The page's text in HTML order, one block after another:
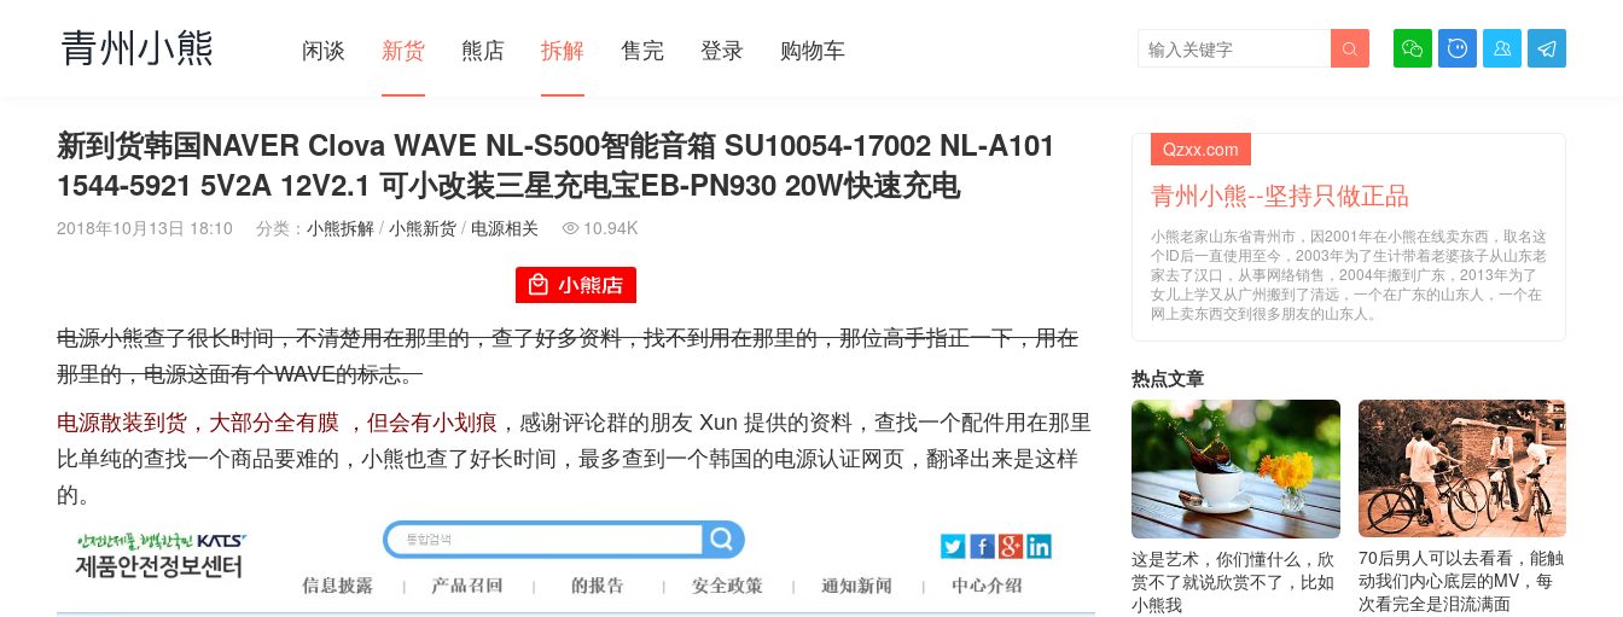
闲谈 新货 熊店 拆解 售完 登录 购物车    

新到货韩国NAVER Clova WAVE NL-S500智能音箱 SU10054-17002 NL-A101
1544-5921 5V2A 12V2.1 可小改装三星充电宝EB-PN930 20W快速充电
2018年10月13日 18:10 分类： 小熊拆解 / 小熊新货 / 电源相关  10.94K
电源小熊查了很长时间，不清楚用在那里的，查了好多资料，找不到用在那里的，那位高手指正一下，用在
那里的，电源这面有个WAVE的标志。
电源散装到货，大部分全有膜 ，但会有小划痕 ，感谢评论群的朋友 Xun 提供的资料，查找一个配件用在那里
比单纯的查找一个商品要难的，小熊也查了好长时间，最多查到一个韩国的电源认证网页，翻译出来是这样
的。
Qzxx.com
青州小熊--坚持只做正品
小熊老家山东省青州市，因2001年在小熊在线卖东西，取名这
个ID后一直使用至今，2003年为了生计带着老婆孩子从山东老
家去了汉口，从事网络销售，2004年搬到广东，2013年为了
女儿上学又从广州搬到了清远，一个在广东的山东人，一个在
网上卖东西交到很多朋友的山东人。
热点文章
这是艺术，你们懂什么，欣
赏不了就说欣赏不了，比如
小熊我
70后男人可以去看看，能触
动我们内心底层的MV，每
次看完全是泪流满面